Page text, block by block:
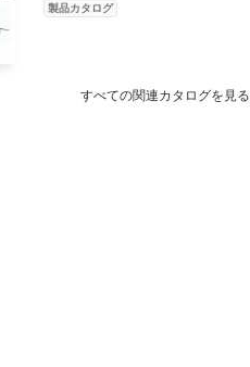
製品カタログ
すべての関連カタログを見る